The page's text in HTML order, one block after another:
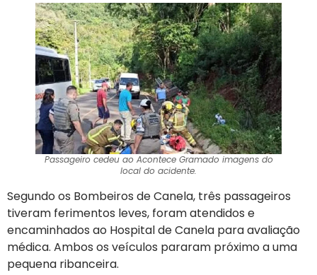
Passageiro cedeu ao Acontece Gramado imagens do
local do acidente.
Segundo os Bombeiros de Canela, três passageiros
tiveram ferimentos leves, foram atendidos e
encaminhados ao Hospital de Canela para avaliação
médica. Ambos os veículos pararam próximo a uma
pequena ribanceira.